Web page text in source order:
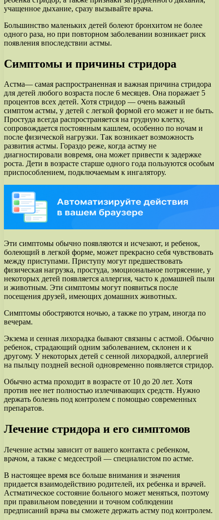
учащенное дыхание, сразу вызывайте врача.
Большинство маленьких детей болеют бронхитом не более
одного раза, но при повторном заболевании возникает риск
появления впоследствии астмы.
Симптомы и причины стридора
Астма— самая распространенная и важная причина стридора
для детей любого возраста после 6 месяцев. Она поражает 5
процентов всех детей. Хотя стридор — очень важный
симптом астмы, у детей с легкой формой его может и не быть.
Простуда всегда распространяется на грудную клетку,
сопровождается постоянным кашлем, особенно по ночам и
после физической нагрузки. Так возникает возможность
развития астмы. Гораздо реже, когда астму не
диагностировали вовремя, она может привести к задержке
роста. Дети в возрасте старше одного года пользуются особым
приспособлением, подключаемым к ингалятору.
Эти симптомы обычно появляются и исчезают, и ребенок,
болеющий в легкой форме, может прекрасно себя чувствовать
между приступами. Приступу могут предшествовать
физическая нагрузка, простуда, эмоциональное потрясение, у
некоторых детей появляется аллергия, часто к домашней пыли
и животным. Эти симптомы могут появиться после
посещения друзей, имеющих домашних животных.
Симптомы обостряются ночью, а также по утрам, иногда по
вечерам.
Экзема и сенная лихорадка бывают связаны с астмой. Обычно
ребенок, страдающий одним заболеванием, склонен и к
другому. У некоторых детей с сенной лихорадкой, аллергией
на пыльцу поздней весной одновременно появляется стридор.
Обычно астма проходит в возрасте от 10 до 20 лет. Хотя
против нее нет полностью излечивающих средств. Нужно
держать болезнь под контролем с помощью современных
препаратов.
Лечение стридора и его симптомов
Лечение астмы зависит от вашего контакта с ребенком,
врачом, а также с медсестрой — специалистом по астме.
В настоящее время все больше внимания и значения
придается взаимодействию родителей, их ребенка и врачей.
Астматическое состояние больного может меняться, поэтому
при правильном поведении и точном соблюдении
предписаний врача вы сможете держать астму под контролем.